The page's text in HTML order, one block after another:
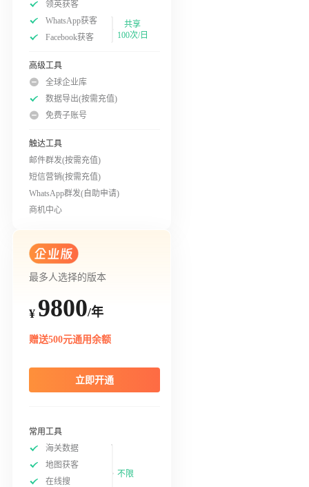
领英获客
WhatsApp获客
Facebook获客
共享
100次/日
高级工具
全球企业库
数据导出(按需充值)
免费子账号
触达工具
邮件群发(按需充值)
短信营销(按需充值)
WhatsApp群发(自助申请)
商机中心
最多人选择的版本
¥ 9800/年
赠送500元通用余额
立即开通
常用工具
海关数据
地图获客
在线搜
不限